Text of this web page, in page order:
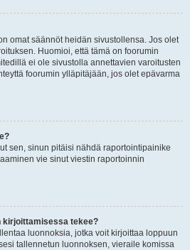
omat säännöt heidän sivustollensa. Jos olet
Huomioi, että tämä on foorumin
ei ole sivustolla annettavien varoitusten
foorumin ylläpitäjään, jos olet epävarma
sen, sinun pitäisi nähdä raportointipainike
vie sinut viestin raportoinnin
kirjoittamisessa tekee?
luonnoksia, jotka voit kirjoittaa loppuun
tallennetun luonnoksen, vieraile komissa